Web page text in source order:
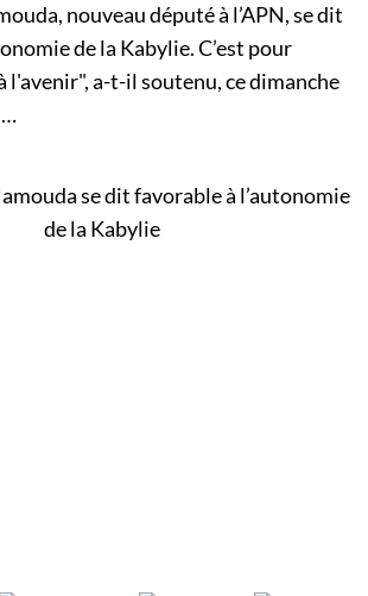
nouveau député à l’APN, se dit
de la Kabylie. C’est pour
l'avenir", a-t-il soutenu, ce dimanche